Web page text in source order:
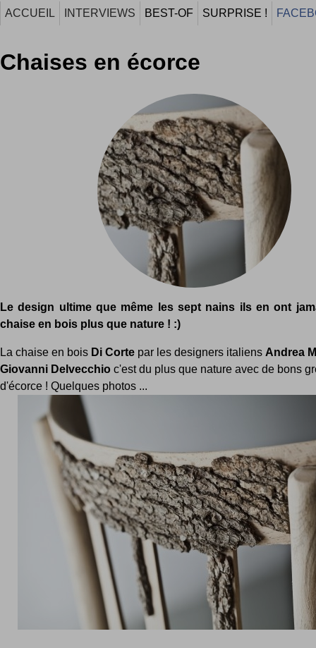
ACCUEIL INTERVIEWS BEST-OF SURPRISE !
Chaises en écorce
Le design ultime que même les sept nains ils en ont
chaise en bois plus que nature ! :)
La chaise en bois Di Corte par les designers italiens Andrea
Giovanni Delvecchio c'est du plus que nature avec de bons
d'écorce ! Quelques photos ...